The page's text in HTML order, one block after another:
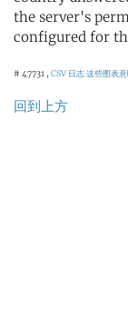
the server's
configured for
# 47731 , CSV 日志这些图表
回到上方